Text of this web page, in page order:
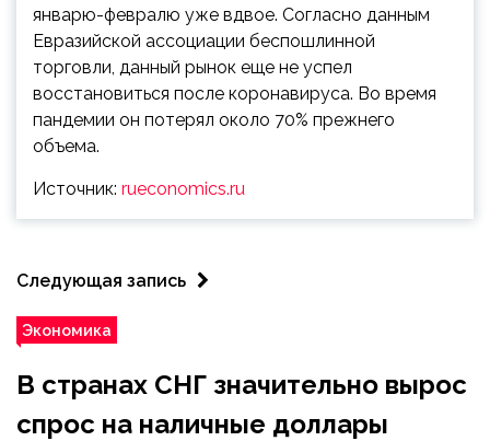
январю-февралю уже вдвое. Согласно данным
Евразийской ассоциации беспошлинной
торговли, данный рынок еще не успел
восстановиться после коронавируса. Во время
пандемии он потерял около 70% прежнего
объема.
Источник: rueconomics.ru
Следующая запись
Экономика
В странах СНГ значительно вырос
спрос на наличные доллары